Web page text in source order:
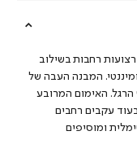
רחבות בשילוב
המבנה העבה של
הרגל. האימום המרובע
עקבים רחבים
ומוסיפים